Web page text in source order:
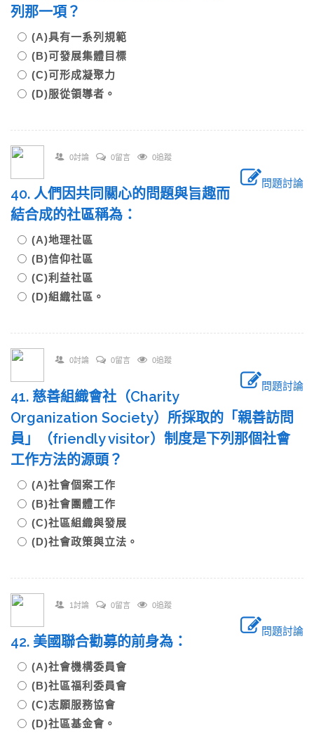
列那一項？
(A)具有一系列規範
(B)可發展集體目標
(C)可形成凝聚力
(D)服從領導者。
0討論 0留言 0追蹤
問題討論
40. 人們因共同關心的問題與旨趣而
結合成的社區稱為：
(A)地理社區
(B)信仰社區
(C)利益社區
(D)組織社區。
0討論 0留言 0追蹤
問題討論
41. 慈善組織會社（Charity
Organization Society）所採取的「親善訪問
員」（friendly visitor）制度是下列那個社會
工作方法的源頭？
(A)社會個案工作
(B)社會團體工作
(C)社區組織與發展
(D)社會政策與立法。
1討論 0留言 0追蹤
問題討論
42. 美國聯合勸募的前身為：
(A)社會機構委員會
(B)社區福利委員會
(C)志願服務協會
(D)社區基金會。